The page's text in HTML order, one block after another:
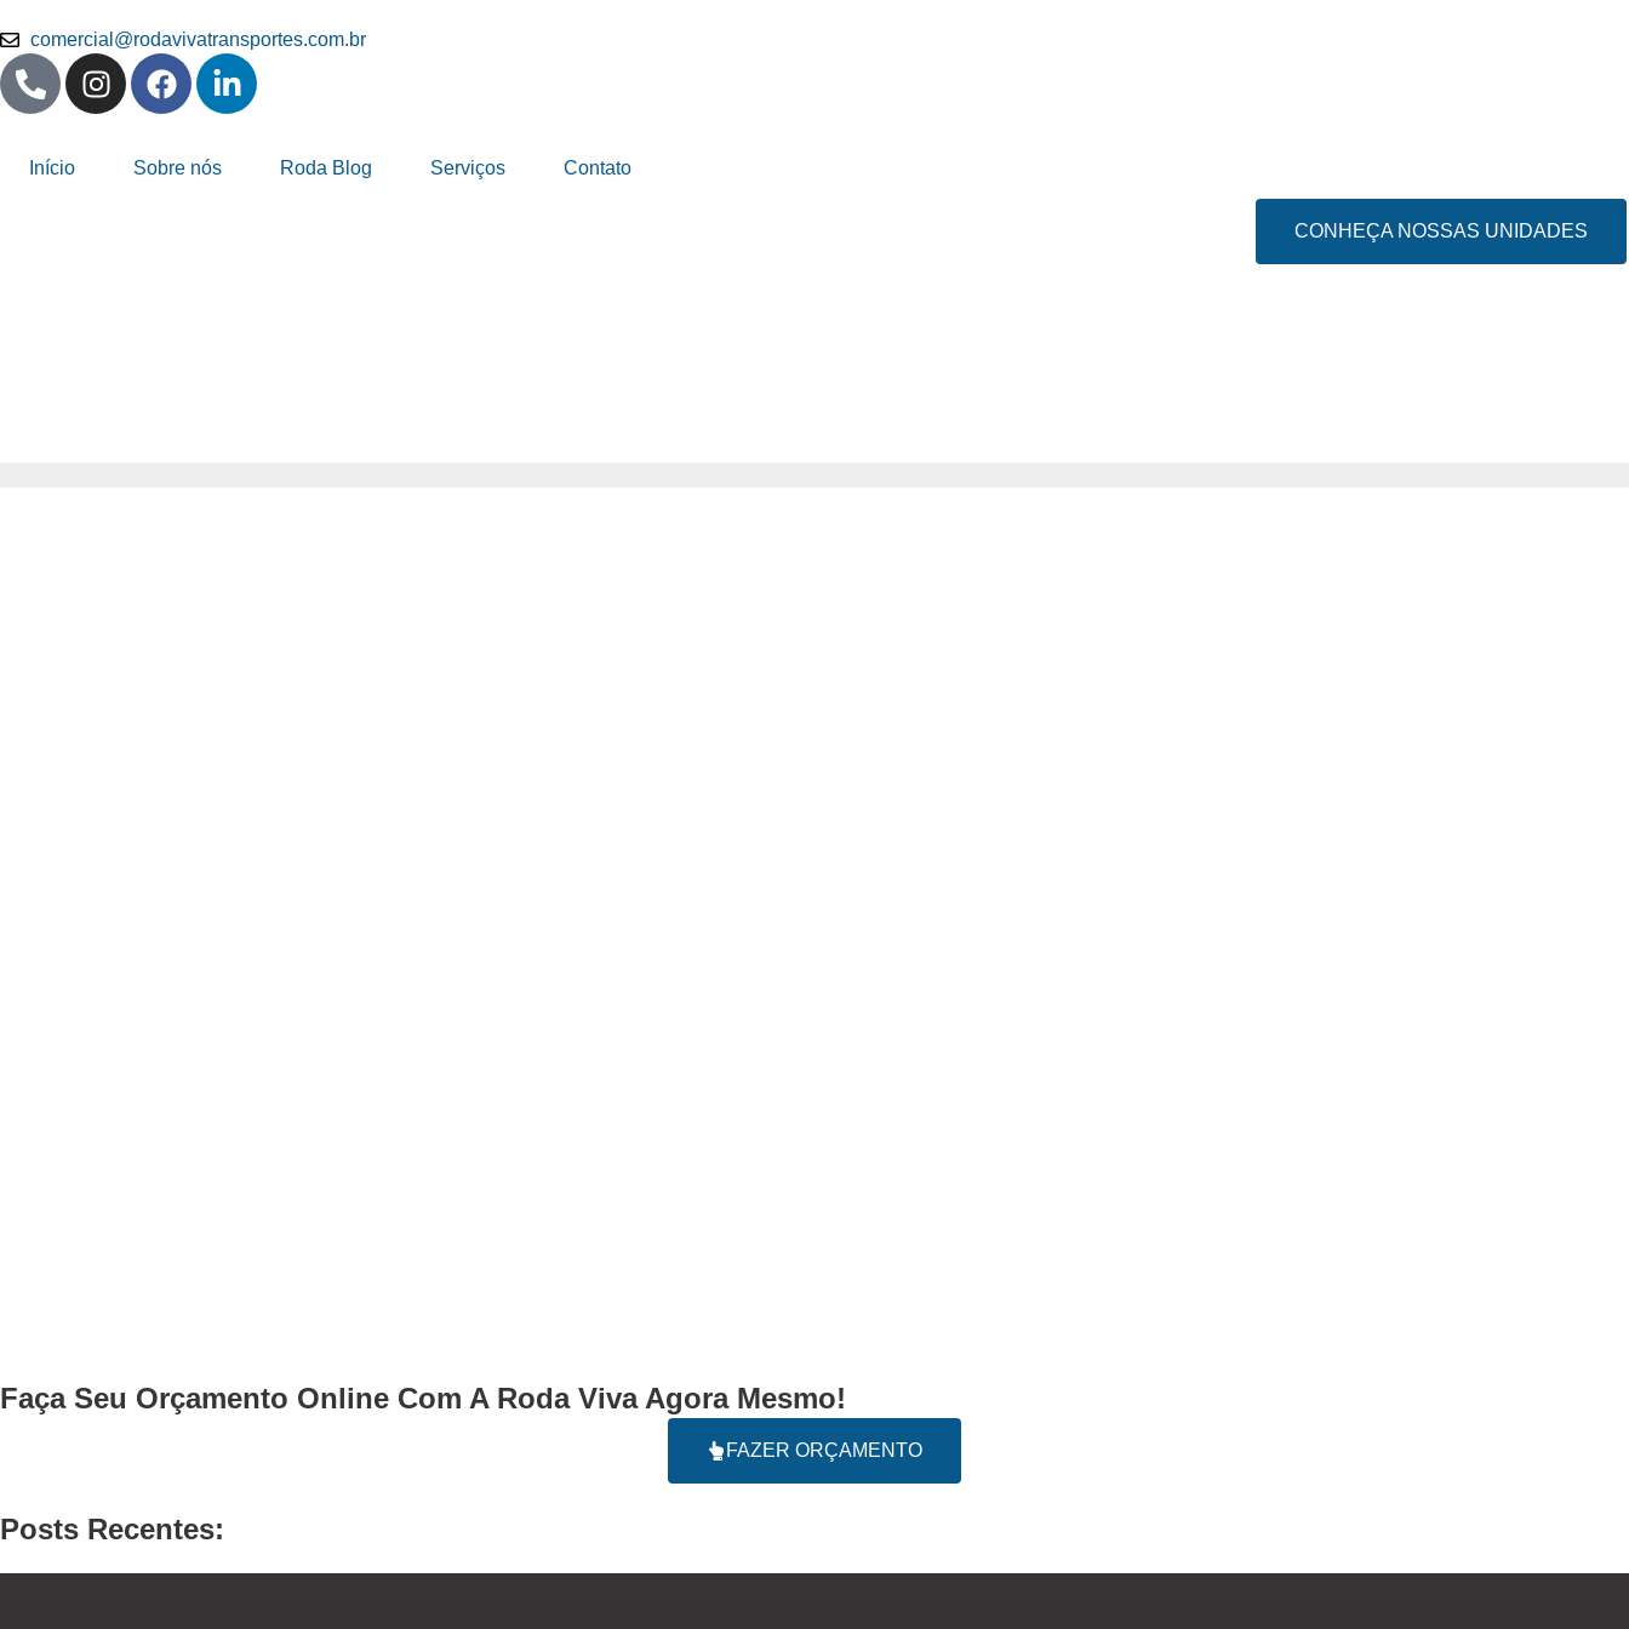
comercial@rodavivatransportes.com.br
Início Sobre nós Roda Blog Serviços Contato
CONHEÇA NOSSAS UNIDADES
Faça Seu Orçamento Online Com A Roda Viva Agora Mesmo!
FAZER ORÇAMENTO
Posts Recentes: